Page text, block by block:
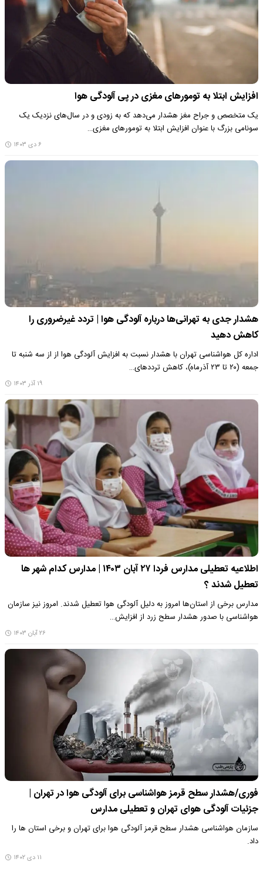
افزایش ابتلا به تومور‌های مغزی در پی آلودگی هوا
یک متخصص و جراح مغز هشدار می‌دهد که به زودی و در سال‌های نزدیک یک
سونامی بزرگ با عنوان افزایش ابتلا به تومور‌های مغزی…
۶ دی ۱۴۰۳
هشدار جدی به تهرانی‌ها درباره آلودگی هوا | تردد غیرضروری را
کاهش دهید
اداره کل هواشناسی تهران با هشدار نسبت به افزایش آلودگی هوا از از سه شنبه تا
جمعه (۲۰ تا ۲۳ آذرماه)، کاهش ترددهای…
۱۹ آذر ۱۴۰۳
اطلاعیه تعطیلی مدارس فردا ۲۷ آبان ۱۴۰۳ | مدارس کدام شهر ها
تعطیل شدند ؟
مدارس برخی از استان‌ها امروز به دلیل آلودگی هوا تعطیل شدند. امروز نیز سازمان
هواشناسی با صدور هشدار سطح زرد از افزایش…
۲۶ آبان ۱۴۰۳
فوری/هشدار سطح قرمز هواشناسی برای آلودگی هوا در تهران |
جزئیات آلودگی هوای تهران و تعطیلی مدارس
سازمان هواشناسی هشدار سطح قرمز آلودگی هوا برای تهران و برخی استان ها را
داد.
۱۱ دی ۱۴۰۲